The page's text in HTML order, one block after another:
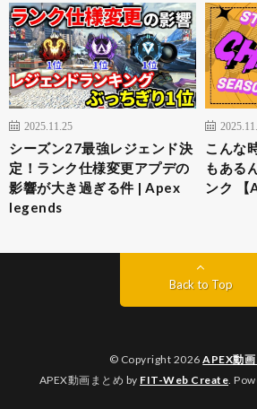
2025.11.25
シーズン27最強レジェンド決
定！ランク仕様変更アプデの
影響が大き過ぎる件 | Apex
legends
こんな
もある
ンク 【
Back to Top
© Copyright 2026APEX動
APEX動画まとめ by FIT-Web Create .